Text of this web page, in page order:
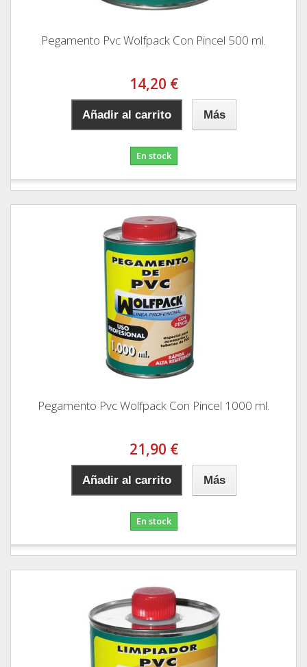
Pegamento Pvc Wolfpack Con Pincel 500 ml.
14,20 €
Añadir al carrito Más
En stock
Pegamento Pvc Wolfpack Con Pincel 1000 ml.
21,90 €
Añadir al carrito Más
En stock